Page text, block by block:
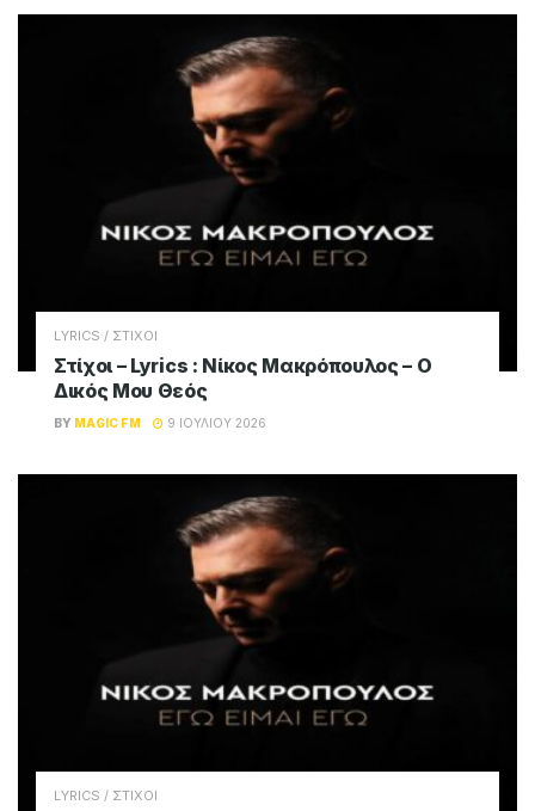
LYRICS / ΣΤΙΧΟΙ
Στίχοι – Lyrics : Νίκος Μακρόπουλος – Ο
Δικός Μου Θεός
BY MAGIC FM 9 ΙΟΥΛΊΟΥ 2026
LYRICS / ΣΤΙΧΟΙ